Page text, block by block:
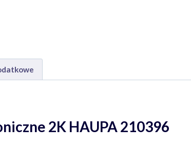
2K HAUPA 210396